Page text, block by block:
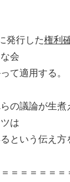
発行した権利
会
て適用する。
の議論が生煮
は
という伝え方
＝＝＝＝＝＝